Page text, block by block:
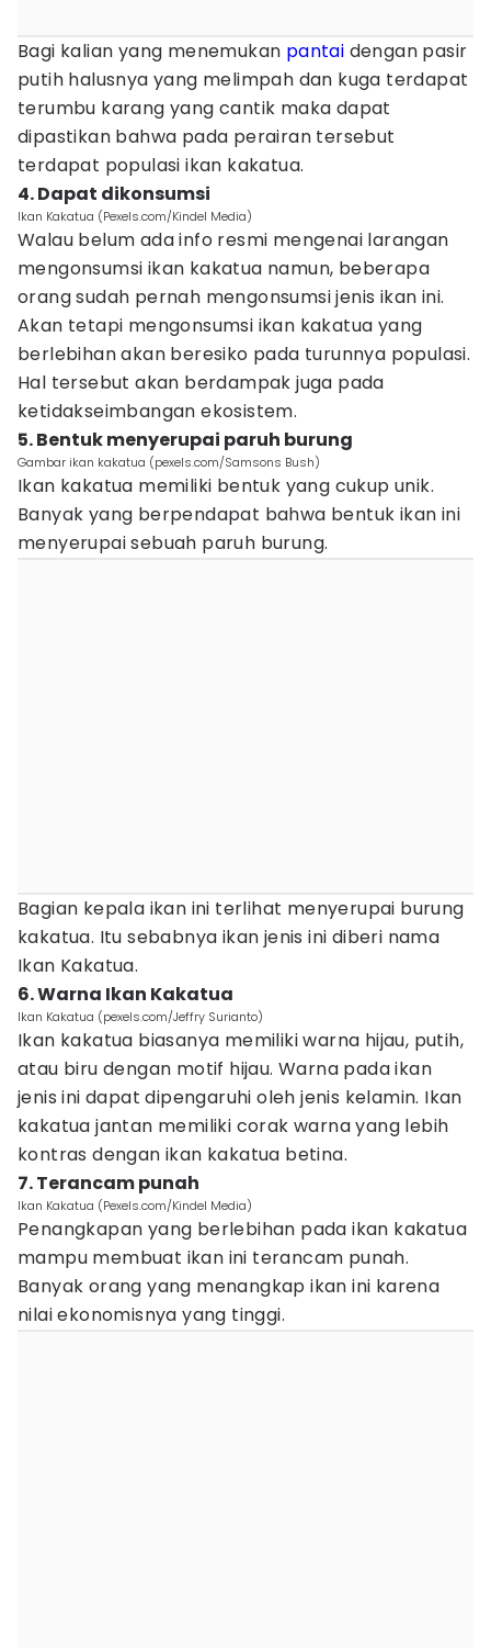
Bagi kalian yang menemukan pantai dengan pasir
putih halusnya yang melimpah dan kuga terdapat
terumbu karang yang cantik maka dapat
dipastikan bahwa pada perairan tersebut
terdapat populasi ikan kakatua.
4. Dapat dikonsumsi
Ikan Kakatua (Pexels.com/Kindel Media)
Walau belum ada info resmi mengenai larangan
mengonsumsi ikan kakatua namun, beberapa
orang sudah pernah mengonsumsi jenis ikan ini.
Akan tetapi mengonsumsi ikan kakatua yang
berlebihan akan beresiko pada turunnya populasi.
Hal tersebut akan berdampak juga pada
ketidakseimbangan ekosistem.
5. Bentuk menyerupai paruh burung
Gambar ikan kakatua (pexels.com/Samsons Bush)
Ikan kakatua memiliki bentuk yang cukup unik.
Banyak yang berpendapat bahwa bentuk ikan ini
menyerupai sebuah paruh burung.
Bagian kepala ikan ini terlihat menyerupai burung
kakatua. Itu sebabnya ikan jenis ini diberi nama
Ikan Kakatua.
6. Warna Ikan Kakatua
Ikan Kakatua (pexels.com/Jeffry Surianto)
Ikan kakatua biasanya memiliki warna hijau, putih,
atau biru dengan motif hijau. Warna pada ikan
jenis ini dapat dipengaruhi oleh jenis kelamin. Ikan
kakatua jantan memiliki corak warna yang lebih
kontras dengan ikan kakatua betina.
7. Terancam punah
Ikan Kakatua (Pexels.com/Kindel Media)
Penangkapan yang berlebihan pada ikan kakatua
mampu membuat ikan ini terancam punah.
Banyak orang yang menangkap ikan ini karena
nilai ekonomisnya yang tinggi.